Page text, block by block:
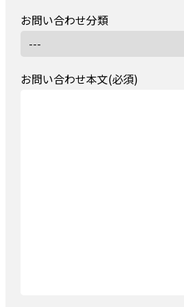
お問い合わせ分類
お問い合わせ本文(必須)